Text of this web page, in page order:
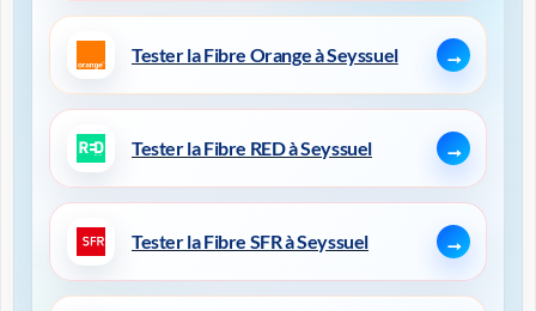
Tester la Fibre Orange à Seyssuel
Tester la Fibre RED à Seyssuel
Tester la Fibre SFR à Seyssuel